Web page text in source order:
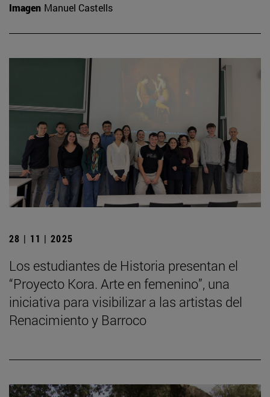
Imagen Manuel Castells
28 | 11 | 2025
Los estudiantes de Historia presentan el
“Proyecto Kora. Arte en femenino”, una
iniciativa para visibilizar a las artistas del
Renacimiento y Barroco